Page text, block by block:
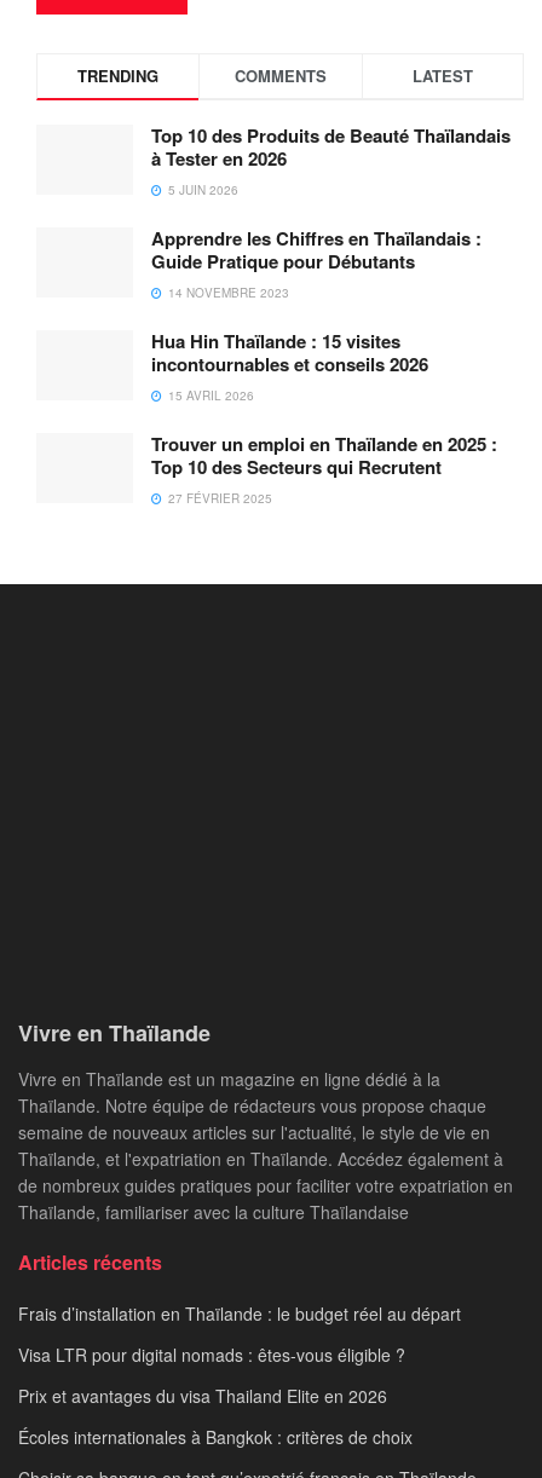
TRENDING COMMENTS LATEST
Top 10 des Produits de Beauté Thaïlandais
à Tester en 2026
5 JUIN 2026
Apprendre les Chiffres en Thaïlandais :
Guide Pratique pour Débutants
14 NOVEMBRE 2023
Hua Hin Thaïlande : 15 visites
incontournables et conseils 2026
15 AVRIL 2026
Trouver un emploi en Thaïlande en 2025 :
Top 10 des Secteurs qui Recrutent
27 FÉVRIER 2025
Vivre en Thaïlande
Vivre en Thaïlande est un magazine en ligne dédié à la
Thaïlande. Notre équipe de rédacteurs vous propose chaque
semaine de nouveaux articles sur l'actualité, le style de vie en
Thaïlande, et l'expatriation en Thaïlande. Accédez également à
de nombreux guides pratiques pour faciliter votre expatriation en
Thaïlande, familiariser avec la culture Thaïlandaise
Articles récents
Frais d’installation en Thaïlande : le budget réel au départ
Visa LTR pour digital nomads : êtes-vous éligible ?
Prix et avantages du visa Thailand Elite en 2026
Écoles internationales à Bangkok : critères de choix